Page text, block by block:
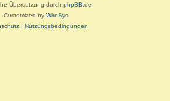
Übersetzung durch phpBB.de
Customized by WireSys
| Nutzungsbedingungen